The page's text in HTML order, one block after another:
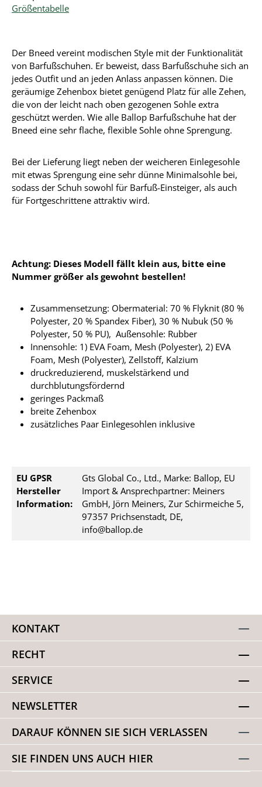
Größentabelle
Der Bneed vereint modischen Style mit der Funktionalität
von Barfußschuhen. Er beweist, dass Barfußschuhe sich an
jedes Outfit und an jeden Anlass anpassen können. Die
geräumige Zehenbox bietet genügend Platz für alle Zehen,
die von der leicht nach oben gezogenen Sohle extra
geschützt werden. Wie alle Ballop Barfußschuhe hat der
Bneed eine sehr flache, flexible Sohle ohne Sprengung.
Bei der Lieferung liegt neben der weicheren Einlegesohle
mit etwas Sprengung eine sehr dünne Minimalsohle bei,
sodass der Schuh sowohl für Barfuß-Einsteiger, als auch
für Fortgeschrittene attraktiv wird.
Achtung: Dieses Modell fällt klein aus, bitte eine
Nummer größer als gewohnt bestellen!
Zusammensetzung: Obermaterial: 70 % Flyknit (80 %
Polyester, 20 % Spandex Fiber), 30 % Nubuk (50 %
Polyester, 50 % PU), Außensohle: Rubber
Innensohle: 1) EVA Foam, Mesh (Polyester), 2) EVA
Foam, Mesh (Polyester), Zellstoff, Kalzium
druckreduzierend, muskelstärkend und
durchblutungsfördernd
geringes Packmaß
breite Zehenbox
zusätzliches Paar Einlegesohlen inklusive
EU GPSR
Hersteller
Information:
Gts Global Co., Ltd., Marke: Ballop, EU
Import & Ansprechpartner: Meiners
GmbH, Jörn Meiners, Zur Schirmeiche 5,
97357 Prichsenstadt, DE,
info@ballop.de
KONTAKT
RECHT
SERVICE
NEWSLETTER
DARAUF KÖNNEN SIE SICH VERLASSEN
SIE FINDEN UNS AUCH HIER